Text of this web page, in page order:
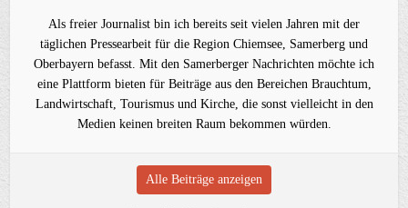
Als freier Journalist bin ich bereits seit vielen Jahren mit der
täglichen Pressearbeit für die Region Chiemsee, Samerberg und
Oberbayern befasst. Mit den Samerberger Nachrichten möchte ich
eine Plattform bieten für Beiträge aus den Bereichen Brauchtum,
Landwirtschaft, Tourismus und Kirche, die sonst vielleicht in den
Medien keinen breiten Raum bekommen würden.
Alle Beiträge anzeigen